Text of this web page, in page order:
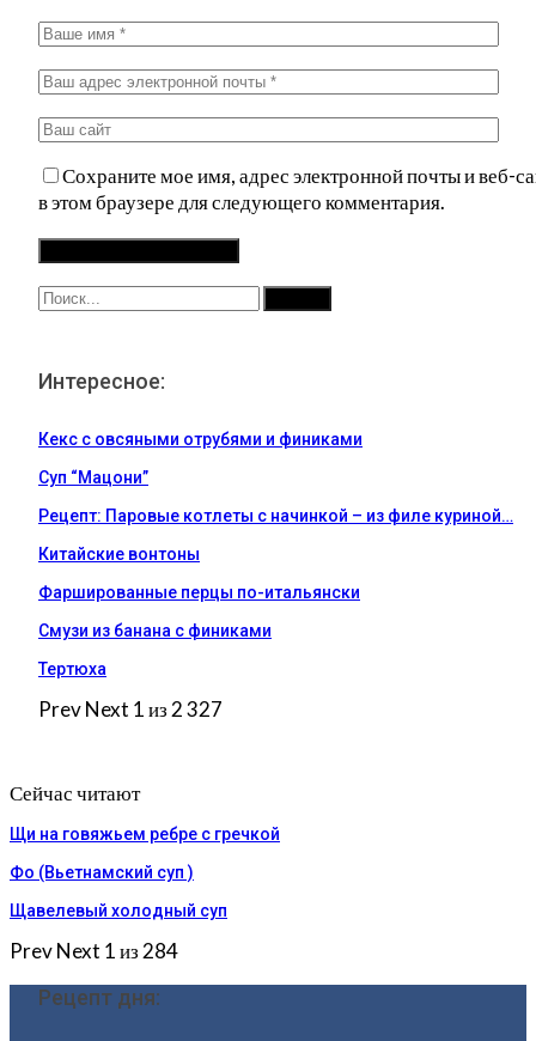
Сохраните мое имя, адрес электронной почты и веб-
в этом браузере для следующего комментария.
Интересное:
Кекс с овсяными отрубями и финиками
Суп “Мацони”
Рецепт: Паровые котлеты с начинкой – из филе куриной…
Китайские вонтоны
Фаршированные перцы по-итальянски
Смузи из банана с финиками
Тертюха
PrevNext 1 из 2 327
Сейчас читают
Щи на говяжьем ребре с гречкой
Фо (Вьетнамский суп )
Щавелевый холодный суп
PrevNext 1 из 284
Рецепт дня: